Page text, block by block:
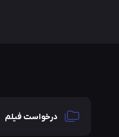
درخواست فیلم